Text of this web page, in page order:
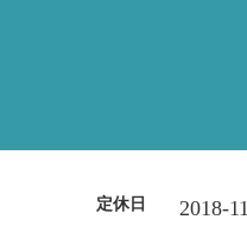
定休日 2018-